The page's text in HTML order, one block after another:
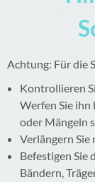
Achtung: Für die
Kontrollieren
Werfen Sie ihn
oder Mängeln
Verlängern Sie
Befestigen Sie
Bändern,